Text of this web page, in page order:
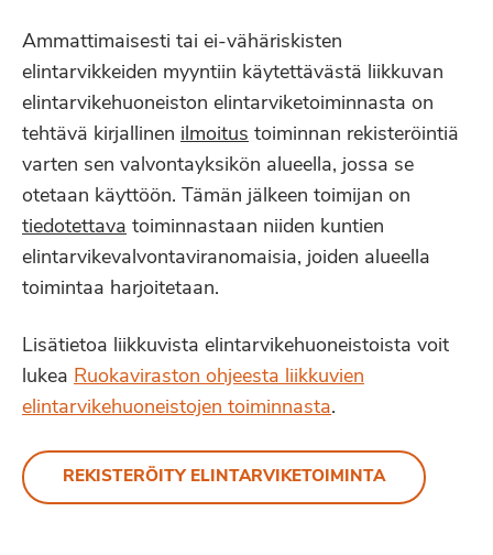
Ammattimaisesti tai ei-vähäriskisten
elintarvikkeiden myyntiin käytettävästä liikkuvan
elintarvikehuoneiston elintarviketoiminnasta on
tehtävä kirjallinen ilmoitus toiminnan rekisteröintiä
varten sen valvontayksikön alueella, jossa se
otetaan käyttöön. Tämän jälkeen toimijan on
tiedotettava toiminnastaan niiden kuntien
elintarvikevalvontaviranomaisia, joiden alueella
toimintaa harjoitetaan.
Lisätietoa liikkuvista elintarvikehuoneistoista voit
lukea Ruokaviraston ohjeesta liikkuvien
elintarvikehuoneistojen toiminnasta.
REKISTERÖITY ELINTARVIKETOIMINTA